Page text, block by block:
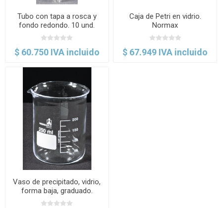
Tubo con tapa a rosca y
fondo redondo. 10 und.
Normax
$ 60.750 IVA incluido
Caja de Petri en vidrio.
Normax
$ 67.949 IVA incluido
Vaso de precipitado, vidrio,
forma baja, graduado.
Normax